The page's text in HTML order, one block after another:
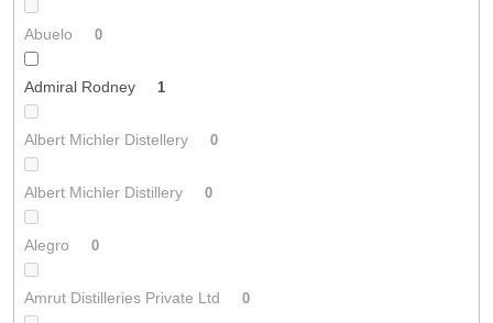
Abuelo 0
Admiral Rodney 1
Albert Michler Distellery 0
Albert Michler Distillery 0
Alegro 0
Amrut Distilleries Private Ltd 0